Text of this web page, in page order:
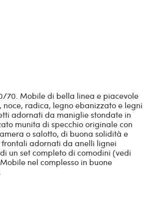
70. Mobile di bella linea e piacevole
radica, legno ebanizzato e legni
adornati da maniglie stondate in
munita di specchio originale con
o salotto, di buona solidità e
adornati da anelli lignei
un set completo di comodini (vedi
nel complesso in buone